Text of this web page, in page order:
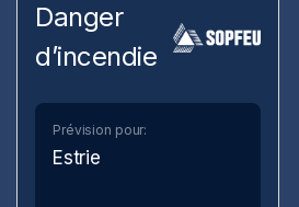
Danger
d’incendie
Prévision pour:
Estrie